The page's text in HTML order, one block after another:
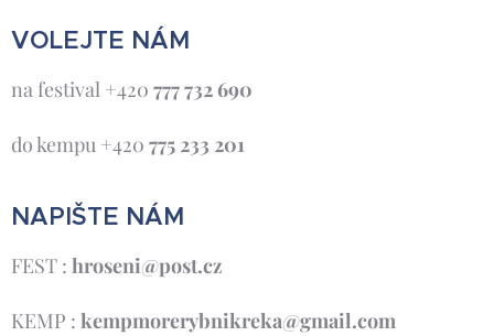
VOLEJTE NÁM
na festival +420 777 732 690
do kempu +420 775 233 201
NAPIŠTE NÁM
FEST : hroseni@post.cz
KEMP : kempmorerybnikreka@gmail.com